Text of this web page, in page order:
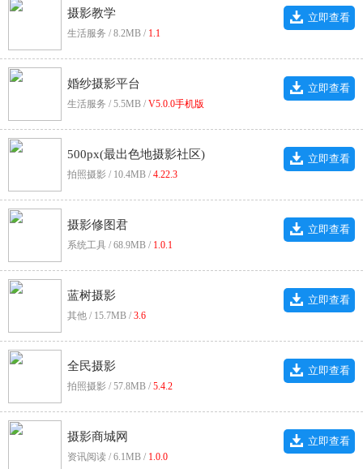
摄影教学
生活服务 / 8.2MB / 1.1
立即查看
婚纱摄影平台
生活服务 / 5.5MB / V5.0.0手机版
立即查看
500px(最出色地摄影社区)
拍照摄影 / 10.4MB / 4.22.3
立即查看
摄影修图君
系统工具 / 68.9MB / 1.0.1
立即查看
蓝树摄影
其他 / 15.7MB / 3.6
立即查看
全民摄影
拍照摄影 / 57.8MB / 5.4.2
立即查看
摄影商城网
资讯阅读 / 6.1MB / 1.0.0
立即查看